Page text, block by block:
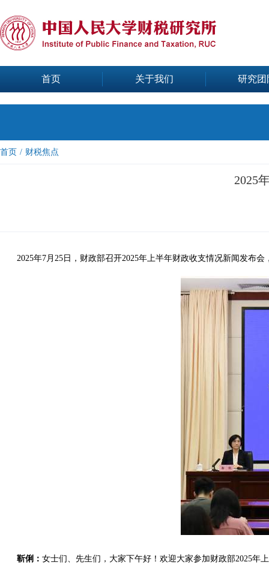
首页 关于我们 研究团
首页 / 财税焦点
2025
2025年7月25日，财政部召开2025年上半年财政收支情况新闻发布
靳俐： 女士们、先生们，大家下午好！欢迎大家参加财政部2025年